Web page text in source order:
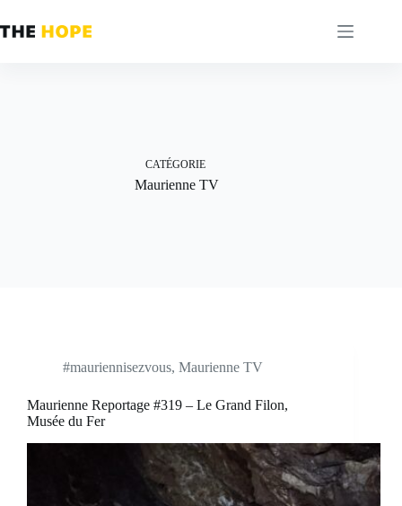
au
contenu
CATÉGORIE
Maurienne TV
#mauriennisezvous, Maurienne TV
Maurienne Reportage #319 – Le Grand Filon,
Musée du Fer